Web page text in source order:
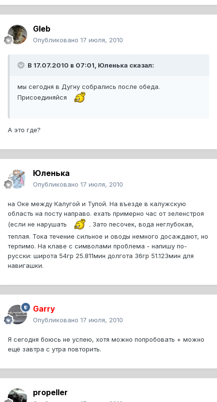
Gleb
Опубликовано 17 июля, 2010
В 17.07.2010 в 07:01, Юленька сказал:
мы сегодня в Дугну собрались после обеда.
Присоединяйся
А это где?
Юленька
Опубликовано 17 июля, 2010
на Оке между Калугой и Тулой. На въезде в калужскую
область на посту направо. ехать примерно час от зеленстроя
(если не нарушать
. Зато песочек, вода неглубокая,
теплая. Тока течение сильное и оводы немного досаждают, но
терпимо. На клаве с символами проблема - напишу по-
русски: широта 54гр 25.811мин долгота 36гр 51.123мин для
навигашки.
Garry
Опубликовано 17 июля, 2010
Я сегодня боюсь не успею, хотя можно попробовать + можно
ещё завтра с утра повторить.
propeller